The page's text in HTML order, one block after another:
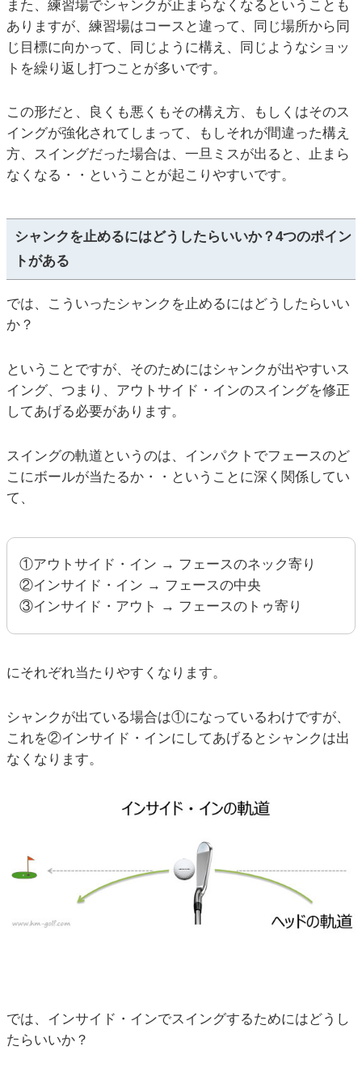
また、練習場でシャンクが止まらなくなるということも
ありますが、練習場はコースと違って、同じ場所から同
じ目標に向かって、同じように構え、同じようなショッ
トを繰り返し打つことが多いです。
この形だと、良くも悪くもその構え方、もしくはそのス
イングが強化されてしまって、もしそれが間違った構え
方、スイングだった場合は、一旦ミスが出ると、止まら
なくなる・・ということが起こりやすいです。
シャンクを止めるにはどうしたらいいか？4つのポイン
トがある
では、こういったシャンクを止めるにはどうしたらいい
か？
ということですが、そのためにはシャンクが出やすいス
イング、つまり、アウトサイド・インのスイングを修正
してあげる必要があります。
スイングの軌道というのは、インパクトでフェースのど
こにボールが当たるか・・ということに深く関係してい
て、
①アウトサイド・イン → フェースのネック寄り
②インサイド・イン → フェースの中央
③インサイド・アウト → フェースのトゥ寄り
にそれぞれ当たりやすくなります。
シャンクが出ている場合は①になっているわけですが、
これを②インサイド・インにしてあげるとシャンクは出
なくなります。
では、インサイド・インでスイングするためにはどうし
たらいいか？